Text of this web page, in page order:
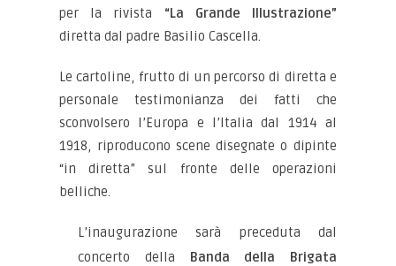
per la rivista “La Grande Illustrazione”
diretta dal padre Basilio Cascella.
Le cartoline, frutto di un percorso di diretta e
personale testimonianza dei fatti che
sconvolsero l’Europa e l’Italia dal 1914 al
1918, riproducono scene disegnate o dipinte
“in diretta” sul fronte delle operazioni
belliche.
L’inaugurazione sarà preceduta dal
concerto della Banda della Brigata